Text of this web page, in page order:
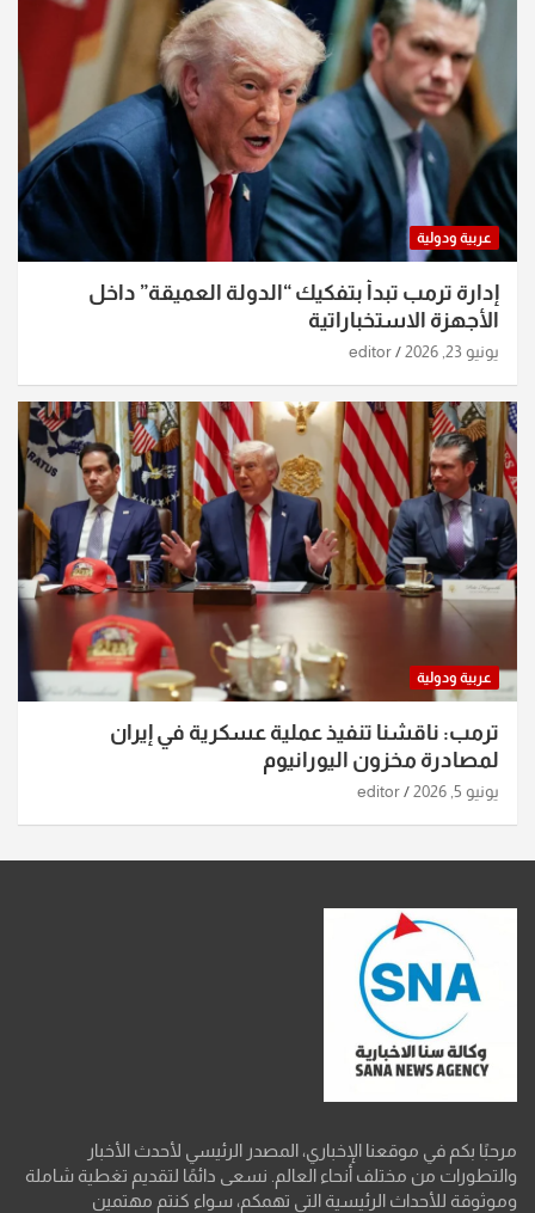
عربية ودولية
إدارة ترمب تبدأ بتفكيك “الدولة العميقة” داخل
الأجهزة الاستخباراتية
يونيو 23, 2026 editor
عربية ودولية
ترمب: ناقشنا تنفيذ عملية عسكرية في إيران
لمصادرة مخزون اليورانيوم
يونيو 5, 2026 editor
مرحبًا بكم في موقعنا الإخباري، المصدر الرئيسي لأحدث الأخبار
والتطورات من مختلف أنحاء العالم. نسعى دائمًا لتقديم تغطية شاملة
وموثوقة للأحداث الرئيسية التي تهمكم، سواء كنتم مهتمين